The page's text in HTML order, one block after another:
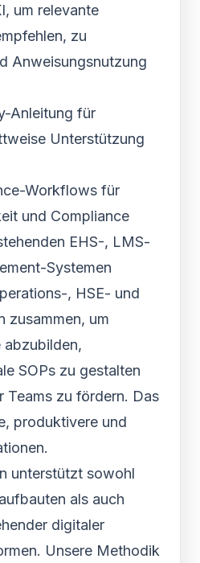
um relevante
zu
Anweisungsnutzung
Anleitung für
Unterstützung
Workflows für
und Compliance
EHS-, LMS-
Systemen
, HSE- und
zusammen, um
abzubilden,
SOPs zu gestalten
Teams zu fördern. Das
produktivere und
unterstützt sowohl
als auch
digitaler
Unsere Methodik